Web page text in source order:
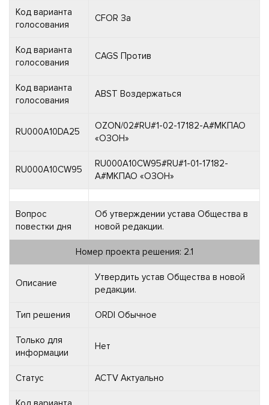
Код варианта
голосования
CFOR За
Код варианта
голосования
CAGS Против
Код варианта
голосования
ABST Воздержаться
RU000A10DA25
OZON/02#RU#1-02-17182-A#МКПАО
«ОЗОН»
RU000A10CW95
RU000A10CW95#RU#1-01-17182-
A#МКПАО «ОЗОН»
Вопрос
повестки дня
Об утверждении устава Общества в
новой редакции.
Номер проекта решения: 2.1
Описание
Утвердить устав Общества в новой
редакции.
Тип решения ORDI Обычное
Только для
информации
Нет
Статус ACTV Актуально